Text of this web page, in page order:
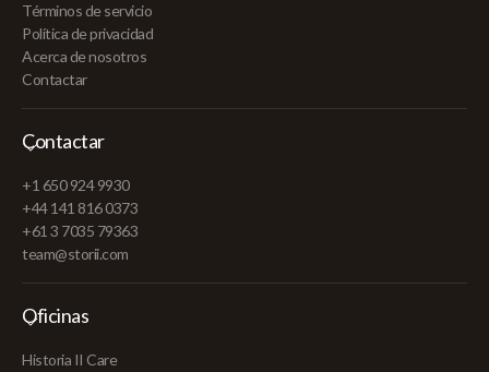
Términos de servicio
Política de privacidad
Acerca de nosotros
Contactar
Contactar
+1 650 924 9930
+44 141 816 0373
+61 3 7035 79363
team@storii.com
Oficinas
Historia II Care